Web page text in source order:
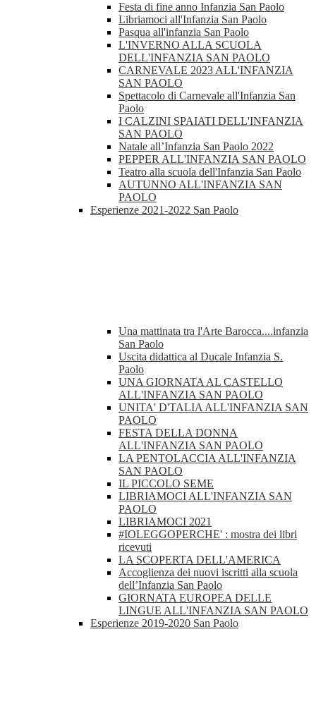
Festa di fine anno Infanzia San Paolo
Libriamoci all'Infanzia San Paolo
Pasqua all'infanzia San Paolo
L'INVERNO ALLA SCUOLA
DELL'INFANZIA SAN PAOLO
CARNEVALE 2023 ALL'INFANZIA
SAN PAOLO
Spettacolo di Carnevale all'Infanzia San
Paolo
I CALZINI SPAIATI DELL'INFANZIA
SAN PAOLO
Natale all’Infanzia San Paolo 2022
PEPPER ALL'INFANZIA SAN PAOLO
Teatro alla scuola dell'Infanzia San Paolo
AUTUNNO ALL'INFANZIA SAN
PAOLO
Esperienze 2021-2022 San Paolo
Una mattinata tra l'Arte Barocca....infanzia
San Paolo
Uscita didattica al Ducale Infanzia S.
Paolo
UNA GIORNATA AL CASTELLO
ALL'INFANZIA SAN PAOLO
UNITA' D'TALIA ALL'INFANZIA SAN
PAOLO
FESTA DELLA DONNA
ALL'INFANZIA SAN PAOLO
LA PENTOLACCIA ALL'INFANZIA
SAN PAOLO
IL PICCOLO SEME
LIBRIAMOCI ALL'INFANZIA SAN
PAOLO
LIBRIAMOCI 2021
#IOLEGGOPERCHE' : mostra dei libri
ricevuti
LA SCOPERTA DELL'AMERICA
Accoglienza dei nuovi iscritti alla scuola
dell’Infanzia San Paolo
GIORNATA EUROPEA DELLE
LINGUE ALL'INFANZIA SAN PAOLO
Esperienze 2019-2020 San Paolo